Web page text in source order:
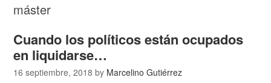
máster
Cuando los políticos están ocupados
en liquidarse…
16 septiembre, 2018 by Marcelino Gutiérrez